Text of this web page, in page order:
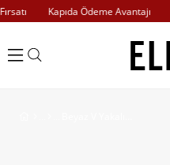
Kapıda Ödeme Avantajı